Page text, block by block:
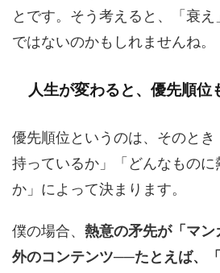
とです。そう考えると、「衰
ではないのかもしれませんね。
人生が変わると、優先順位
優先順位というのは、そのと
持っているか」「どんなものに
か」によって決まります。
僕の場合、 熱意の矛先が「マ
外のコンテンツ──たとえば、